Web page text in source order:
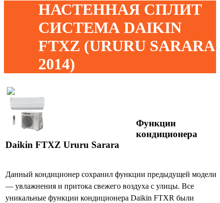
НАСТЕННАЯ СПЛИТ
СИСТЕМА DAIKIN
FTXZ (URURU SARARA
2014)
Функции
кондиционера
Daikin FTXZ Ururu Sarara
Данный кондиционер сохранил функции предыдущей модели
— увлажнения и притока свежего воздуха с улицы. Все
уникальные функции кондиционера Daikin FTXR были